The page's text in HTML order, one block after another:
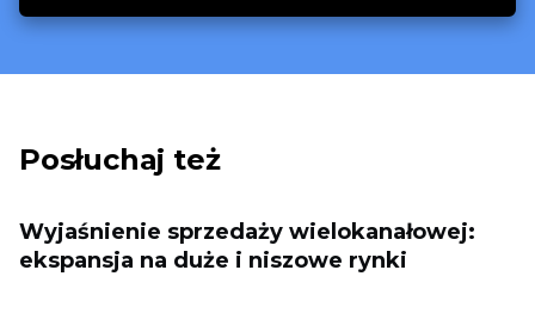
Posłuchaj też
Wyjaśnienie sprzedaży wielokanałowej:
ekspansja na duże i niszowe rynki